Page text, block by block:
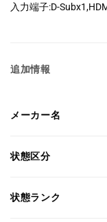
入力端子:D-
追加情報
メーカー名
状態区分
状態ランク